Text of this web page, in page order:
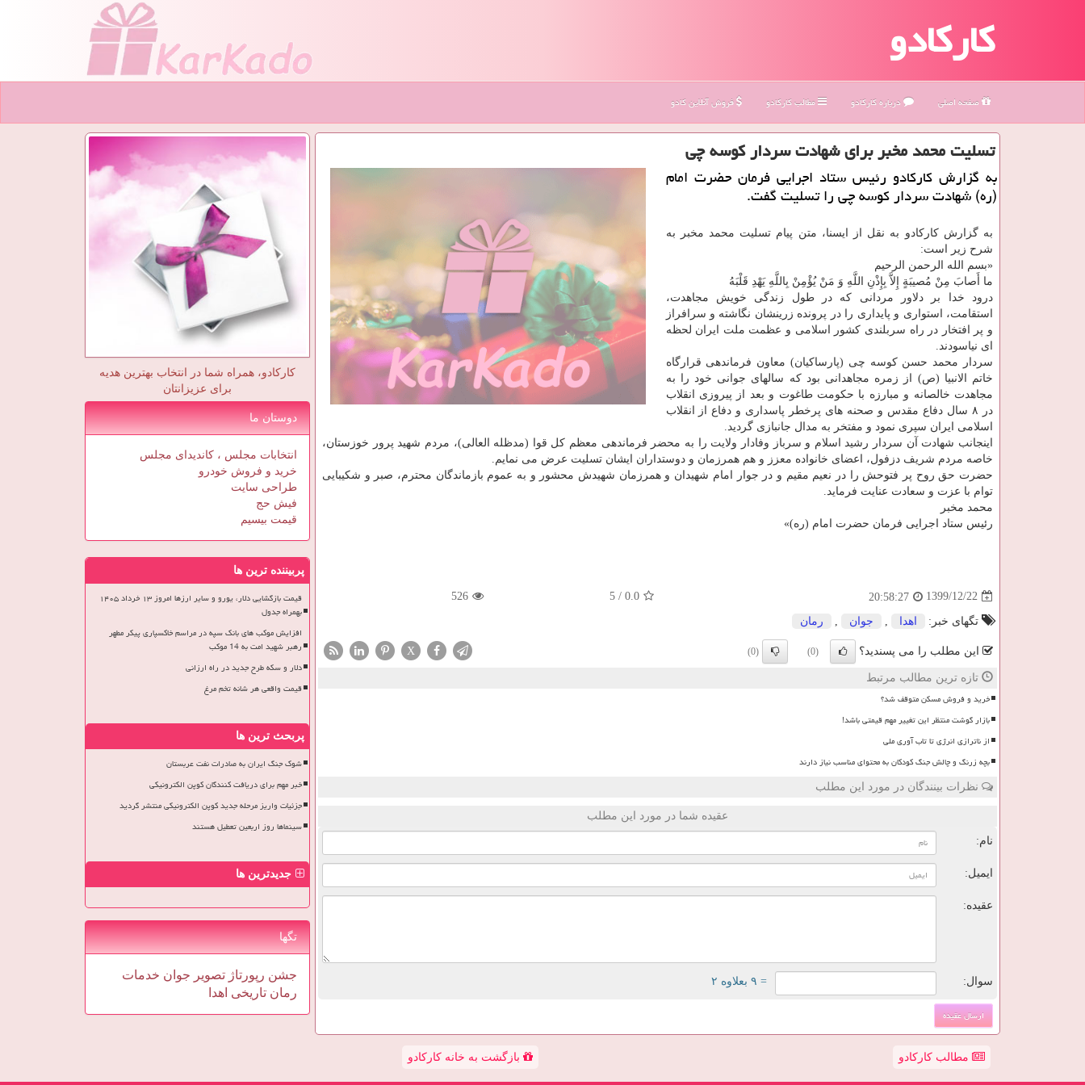
کارکادو
صفحه اصلی درباره كاركادو مطالب كاركادو فروش آنلاین کادو
تسلیت محمد مخبر برای شهادت سردار كوسه چی
به گزارش کارکادو رئیس ستاد اجرایی فرمان حضرت امام
(ره) شهادت سردار کوسه چی را تسلیت گفت.
به گزارش کارکادو به نقل از ایسنا، متن پیام تسلیت محمد مخبر به
شرح زیر است:
«بسم الله الرحمن الرحیم
ما أَصابَ مِنْ مُصیبَةٍ إِلاَّ بِإِذْنِ اللَّهِ وَ مَنْ یُؤْمِنْ بِاللَّهِ یَهْدِ قَلْبَهُ
درود خدا بر دلاور مردانی که در طول زندگی خویش مجاهدت،
استقامت، استواری و پایداری را در پرونده زرینشان نگاشته و سرافراز
و پر افتخار در راه سربلندی کشور اسلامی و عظمت ملت ایران لحظه
ای نیاسودند.
سردار محمد حسن کوسه چی (پارساکیان) معاون فرماندهی قرارگاه
خاتم الانبیا (ص) از زمره مجاهدانی بود که سالهای جوانی خود را به
مجاهدت خالصانه و مبارزه با حکومت طاغوت و بعد از پیروزی انقلاب
در ۸ سال دفاع مقدس و صحنه های پرخطر پاسداری و دفاع از انقلاب
اسلامی ایران سپری نمود و مفتخر به مدال جانبازی گردید.
اینجانب شهادت آن سردار رشید اسلام و سرباز وفادار ولایت را به محضر فرماندهی معظم کل قوا (مدظله العالی)، مردم شهید پرور خوزستان،
خاصه مردم شریف دزفول، اعضای خانواده معزز و هم همرزمان و دوستداران ایشان تسلیت عرض می نمایم.
حضرت حق روح پر فتوحش را در نعیم مقیم و در جوار امام شهیدان و همرزمان شهیدش محشور و به عموم بازماندگان محترم، صبر و شکیبایی
توام با عزت و سعادت عنایت فرماید.
محمد مخبر
رئیس ستاد اجرایی فرمان حضرت امام (ره)»
1399/12/22
20:58:27
0.0
/
5
526
تگهای خبر: اهدا جوان رمان
این مطلب را می پسندید؟ (0)
(0)
X
تازه ترین مطالب مرتبط
خرید و فروش مسکن متوقف شد؟
بازار گوشت منتظر این تغییر مهم قیمتی باشد!
از ناترازی انرژی تا تاب آوری ملی
بچه زرنگ و چالش جنگ کودکان به محتوای مناسب نیاز دارند
نظرات بینندگان در مورد این مطلب
عقیده شما در مورد این مطلب
نام:
ایمیل:
عقیده:
سوال: = ۹ بعلاوه ۲
کارکادو، همراه شما در انتخاب بهترین هدیه
برای عزیزانتان
دوستان ما
انتخابات مجلس ، کاندیدای مجلس
خرید و فروش خودرو
طراحی سایت
فیش حج
قیمت بیسیم
پربیننده ترین ها
قیمت بازگشایی دلار، یورو و سایر ارزها امروز ۱۳ خرداد ۱۴۰۵
بهمراه جدول
افزایش موکب های بانک سپه در مراسم خاکسپاری پیکر مطهر
رهبر شهید امت به 14 موکب
دلار و سکه طرح جدید در راه ارزانی
قیمت واقعی هر شانه تخم مرغ
پربحث ترین ها
شوک جنگ ایران به صادرات نفت عربستان
خبر مهم برای دریافت کنندگان کوپن الکترونیکی
جزئیات واریز مرحله جدید کوپن الکترونیکی منتشر گردید
سینماها روز اربعین تعطیل هستند
جدیدترین ها
تگها
جشن رپورتاژ تصویر جوان خدمات
رمان تاریخی اهدا
مطالب کارکادو بازگشت به خانه کارکادو